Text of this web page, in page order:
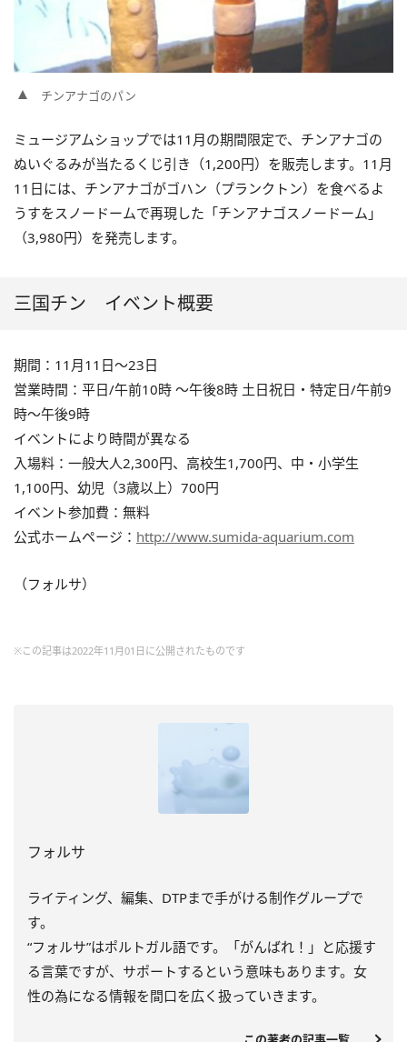
チンアナゴのパン
ミュージアムショップでは11月の期間限定で、チンアナゴの
ぬいぐるみが当たるくじ引き（1,200円）を販売します。11月
11日には、チンアナゴがゴハン（プランクトン）を食べるよ
うすをスノードームで再現した「チンアナゴスノードーム」
（3,980円）を発売します。
三国チン イベント概要
期間：11月11日～23日
営業時間：平日/午前10時 ～午後8時 土日祝日・特定日/午前9
時～午後9時
イベントにより時間が異なる
入場料：一般大人2,300円、高校生1,700円、中・小学生
1,100円、幼児（3歳以上）700円
イベント参加費：無料
公式ホームページ： http://www.sumida-aquarium.com
（フォルサ）
※この記事は2022年11月01日に公開されたものです
フォルサ
ライティング、編集、DTPまで手がける制作グループで
す。
“フォルサ”はポルトガル語です。「がんばれ！」と応援す
る言葉ですが、サポートするという意味もあります。女
性の為になる情報を間口を広く扱っていきます。